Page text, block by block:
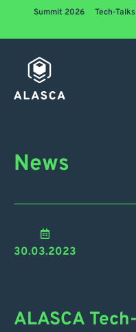
Summit 2026 Tech-Talks
News
30.03.2023
ALASCA